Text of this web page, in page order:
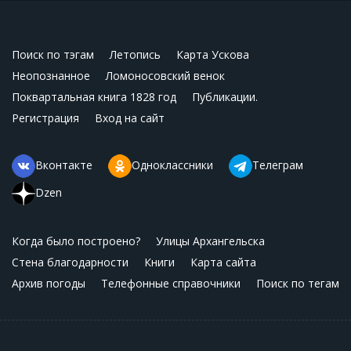
Поиск по тэгам Летопись
Карта Ускова
Неопознанное
Ломоносовский венок
Поквартальная книга 1828 год
Публикации.
Регистрация
Вход на сайт
Вконтакте Одноклассники
Телеграм
Dzen
Когда было построено?
Улицы Архангельска
Стена благодарности
Книги
Карта сайта
Архив погоды
Телефонные справочники Поиск по тегам